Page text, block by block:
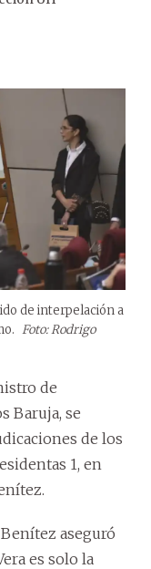
de interpelación a
Foto: Rodrigo
de
Baruja, se
de los
1, en
aseguró
es solo la